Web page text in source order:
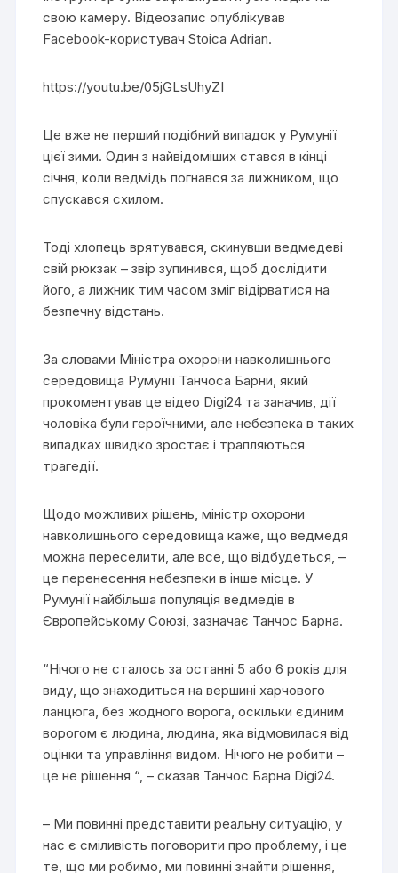
свою камеру. Відеозапис опублікував
Facebook-користувач Stoica Adrian.
https://youtu.be/05jGLsUhyZI
Це вже не перший подібний випадок у Румунії
цієї зими. Один з найвідоміших стався в кінці
січня, коли ведмідь погнався за лижником, що
спускався схилом.
Тоді хлопець врятувався, скинувши ведмедеві
свій рюкзак – звір зупинився, щоб дослідити
його, а лижник тим часом зміг відірватися на
безпечну відстань.
За словами Міністра охорони навколишнього
середовища Румунії Танчоса Барни, який
прокоментував це відео Digi24 та заначив, дії
чоловіка були героїчними, але небезпека в таких
випадках швидко зростає і трапляються
трагедії.
Щодо можливих рішень, міністр охорони
навколишнього середовища каже, що ведмедя
можна переселити, але все, що відбудеться, –
це перенесення небезпеки в інше місце. У
Румунії найбільша популяція ведмедів в
Європейському Союзі, зазначає Танчос Барна.
“Нічого не сталось за останні 5 або 6 років для
виду, що знаходиться на вершині харчового
ланцюга, без жодного ворога, оскільки єдиним
ворогом є людина, людина, яка відмовилася від
оцінки та управління видом. Нічого не робити –
це не рішення “, – сказав Танчос Барна Digi24.
– Ми повинні представити реальну ситуацію, у
нас є сміливість поговорити про проблему, і це
те, що ми робимо, ми повинні знайти рішення,